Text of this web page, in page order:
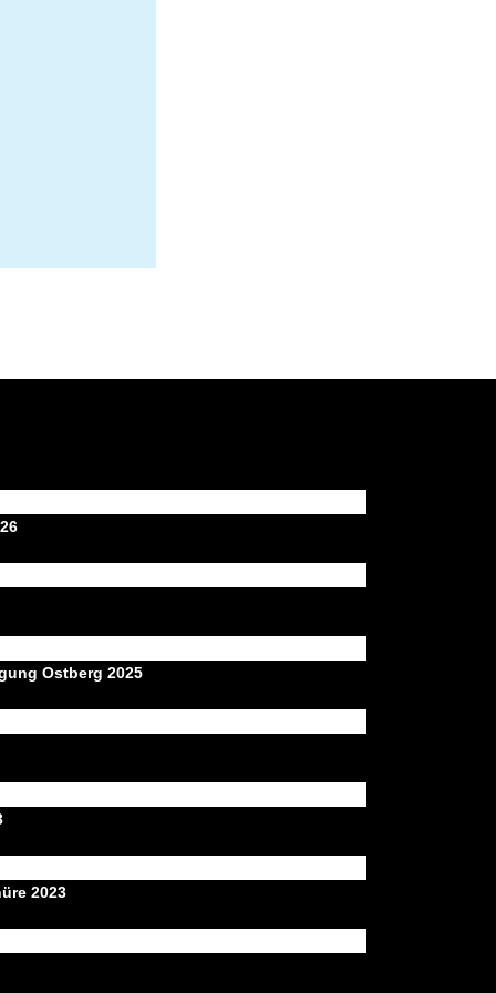
Ostberg 2025
2023